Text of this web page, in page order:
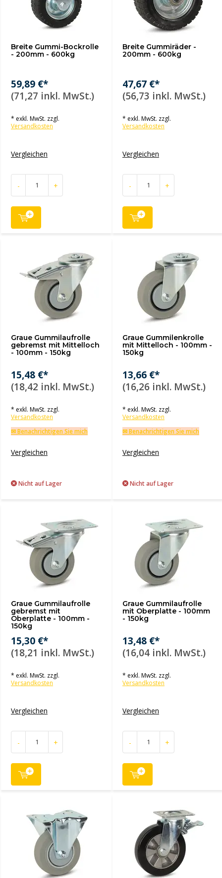
Breite Gummi-Bockrolle
- 200mm - 600kg
59,89 €*
(71,27 inkl. MwSt.)
* exkl. MwSt. zzgl.
Versandkosten
Vergleichen
- +
Breite Gummiräder -
200mm - 600kg
47,67 €*
(56,73 inkl. MwSt.)
* exkl. MwSt. zzgl.
Versandkosten
Vergleichen
- +
Graue Gummilaufrolle
gebremst mit Mittelloch
- 100mm - 150kg
15,48 €*
(18,42 inkl. MwSt.)
* exkl. MwSt. zzgl.
Versandkosten
✉ Benachrichtigen Sie mich
Vergleichen
Nicht auf Lager
Graue Gummilenkrolle
mit Mittelloch - 100mm -
150kg
13,66 €*
(16,26 inkl. MwSt.)
* exkl. MwSt. zzgl.
Versandkosten
✉ Benachrichtigen Sie mich
Vergleichen
Nicht auf Lager
Graue Gummilaufrolle
gebremst mit
Oberplatte - 100mm -
150kg
15,30 €*
(18,21 inkl. MwSt.)
* exkl. MwSt. zzgl.
Versandkosten
Vergleichen
- +
Graue Gummilaufrolle
mit Oberplatte - 100mm
- 150kg
13,48 €*
(16,04 inkl. MwSt.)
* exkl. MwSt. zzgl.
Versandkosten
Vergleichen
- +